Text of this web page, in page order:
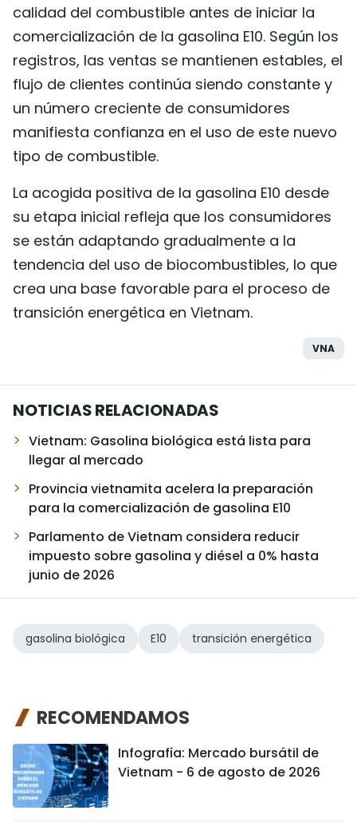
calidad del combustible antes de iniciar la
comercialización de la gasolina E10. Según los
registros, las ventas se mantienen estables, el
flujo de clientes continúa siendo constante y
un número creciente de consumidores
manifiesta confianza en el uso de este nuevo
tipo de combustible.
La acogida positiva de la gasolina E10 desde
su etapa inicial refleja que los consumidores
se están adaptando gradualmente a la
tendencia del uso de biocombustibles, lo que
crea una base favorable para el proceso de
transición energética en Vietnam.
VNA
NOTICIAS RELACIONADAS
Vietnam: Gasolina biológica está lista para
llegar al mercado
Provincia vietnamita acelera la preparación
para la comercialización de gasolina E10
Parlamento de Vietnam considera reducir
impuesto sobre gasolina y diésel a 0% hasta
junio de 2026
gasolina biológica E10 transición energética
RECOMENDAMOS
Infografía: Mercado bursátil de
Vietnam - 6 de agosto de 2026